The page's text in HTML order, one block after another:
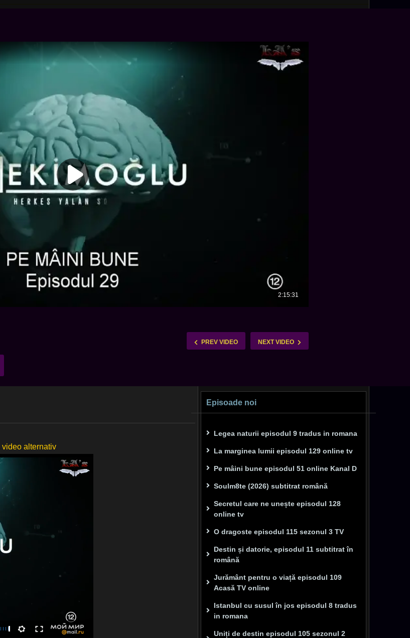
PREV VIDEO NEXT VIDEO
video alternativ
Episoade noi
Legea naturii episodul 9 tradus in romana
La marginea lumii episodul 129 online tv
Pe mâini bune episodul 51 online Kanal D
Soulm8te (2026) subtitrat română
Secretul care ne unește episodul 128
online tv
O dragoste episodul 115 sezonul 3 TV
Destin și datorie, episodul 11 subtitrat în
română
Jurământ pentru o viață episodul 109
Acasă TV online
Istanbul cu susul în jos episodul 8 tradus
in romana
Uniți de destin episodul 105 sezonul 2